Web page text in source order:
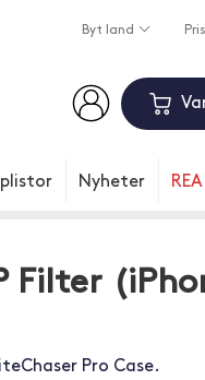
Byt land
Nyheter REA
Filter
Pro Case.